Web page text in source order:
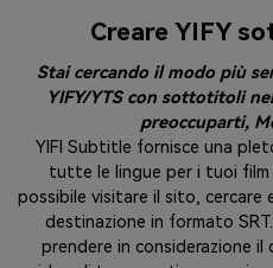
Creare YIFY
Stai cercando il modo più
YIFY/YTS con sottotitoli
preoccuparti,
YIFI Subtitle fornisce una
tutte le lingue per i tuoi film
possibile visitare il sito,
destinazione in formato
prendere in considerazione